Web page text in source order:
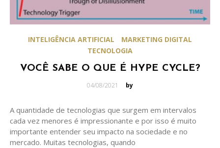
INTELIGÊNCIA ARTIFICIAL
MARKETING DIGITAL
TECNOLOGIA
VOCÊ SABE O QUE É HYPE CYCLE?
Posted
04/08/2021 by
A quantidade de tecnologias que surgem em intervalos
cada vez menores é impressionante e por isso é muito
importante entender seu impacto na sociedade e no
mercado. Muitas tecnologias, quando